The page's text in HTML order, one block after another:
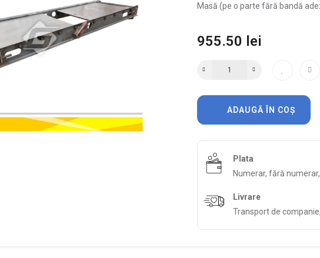
Masă (pe o parte fără bandă
955.50 lei
ADAUGĂ ÎN COȘ
Plata
Numerar, fără
Livrare
Transport de